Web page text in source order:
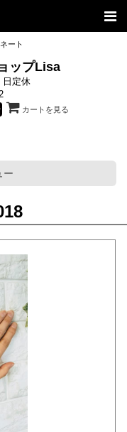
ート
ップLisa
日定休
カートを見る
ー